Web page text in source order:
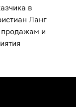
в
Ланг
продажам и